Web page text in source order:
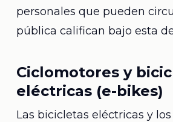
personales que pueden
pública califican bajo esta
Ciclomotores y
eléctricas (e-bikes)
Las bicicletas eléctricas y